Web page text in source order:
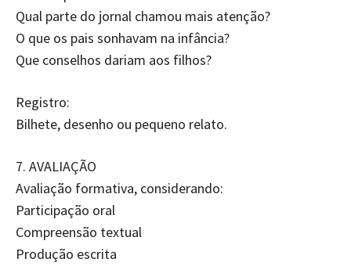
Qual parte do jornal chamou mais atenção?
O que os pais sonhavam na infância?
Que conselhos dariam aos filhos?
Registro:
Bilhete, desenho ou pequeno relato.
7.⁠ ⁠AVALIAÇÃO
Avaliação formativa, considerando:
Participação oral
Compreensão textual
Produção escrita